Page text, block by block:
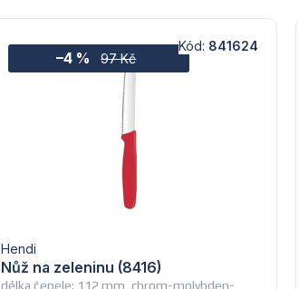
97 Kč
–4 %
délka čepele: 112 mm, chrom-molybden-
Nůž na zeleninu (8416)
Hendi
Kód: 841624